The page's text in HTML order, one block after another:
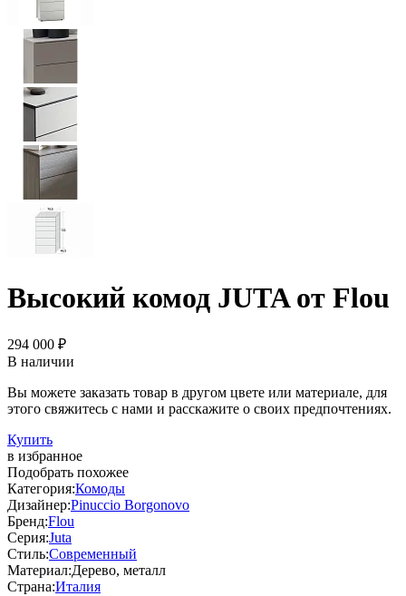
Высокий комод JUTA от Flou
294 000 ₽
В наличии
Вы можете заказать товар в другом цвете или материале, для
этого свяжитесь с нами и расскажите о своих предпочтениях.
Купить
в избранное
Подобрать похожее
Категория:Комоды
Дизайнер:Pinuccio Borgonovo
Бренд:Flou
Серия:Juta
Стиль:Современный
Материал:Дерево, металл
Страна:Италия